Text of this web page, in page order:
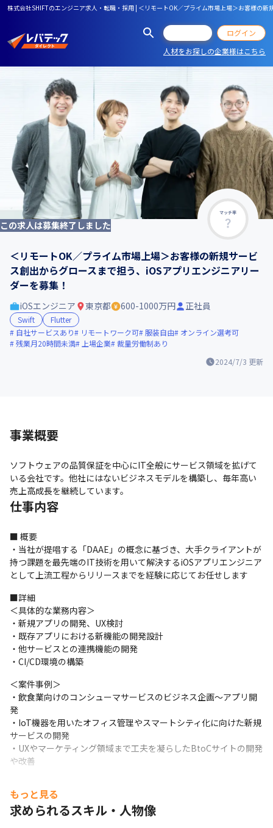
株式会社SHIFTのエンジニア求人・転職・採用 | ＜リモートOK／プライム市場上場＞お客様の
ログイン
人材をお探しの企業様はこちら
マッチ率
この求人は募集終了しました
＜リモートOK／プライム市場上場＞お客様の新規サービ
ス創出からグロースまで担う、iOSアプリエンジニアリー
ダーを募集！
2024/7/3 更新
iOSエンジニア 東京都 600-1000万円 正社員
Swift
Flutter
自社サービスあり
リモートワーク可 服装自由
オンライン選考可
残業月20時間未満
上場企業 裁量労働制あり
事業概要
ソフトウェアの品質保証を中心にIT全般にサービス領域を拡げて
いる会社です。他社にはないビジネスモデルを構築し、毎年高い
売上高成長を継続しています。
仕事内容
■ 概要
・当社が提唱する「DAAE」の概念に基づき、大手クライアントが
持つ課題を最先端のIT技術を用いて解決するiOSアプリエンジニア
として上流工程からリリースまでを経験に応じてお任せします
■詳細
＜具体的な業務内容＞
・新規アプリの開発、UX検討
・既存アプリにおける新機能の開発設計
・他サービスとの連携機能の開発
・CI/CD環境の構築
＜案件事例＞
・飲食業向けのコンシューマサービスのビジネス企画～アプリ開
発
・IoT機器を用いたオフィス管理やスマートシティ化に向けた新規
サービスの開発
・UXやマーケティング領域まで工夫を凝らしたBtoCサイトの開発
や改善
・福利厚生を目的とし、従業員の一時的なもち出しの負担を軽減
できるふるさと納税サービス（地域活性化にも​貢献）​
もっと見る
求められるスキル・人物像